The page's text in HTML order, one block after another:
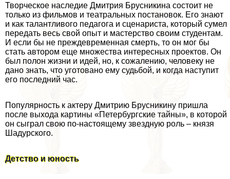
Творческое наследие Дмитрия Брусникина состоит не
только из фильмов и театральных постановок. Его знают
и как талантливого педагога и сценариста, который сумел
передать весь свой опыт и мастерство своим студентам.
И если бы не преждевременная cмepть, то он мог бы
стать автором еще множества интересных проектов. Он
был полон жизни и идей, но, к сожалению, человеку не
дано знать, что уготовано ему судьбой, и когда наступит
его последний час.
Популярность к актеру Дмитрию Брусникину пришла
после выхода картины «Петербургские тайны», в которой
он сыграл свою по-настоящему звездную роль – князя
Шадурского.
Детство и юность